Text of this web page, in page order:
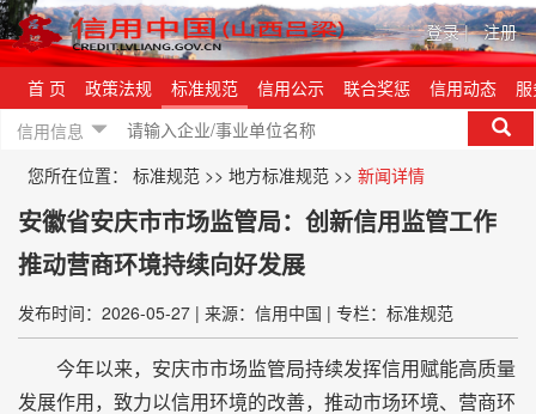
登录| 注册
首 页 政策法规 标准规范 信用公示 联合奖惩 信用动态
信用信息
您所在位置： 标准规范 >> 地方标准规范 >> 新闻详情
安徽省安庆市市场监管局：创新信用监管工作
推动营商环境持续向好发展
发布时间：2026-05-27 | 来源：信用中国 | 专栏：标准规范
今年以来，安庆市市场监管局持续发挥信用赋能高质量
发展作用，致力以信用环境的改善，推动市场环境、营商环